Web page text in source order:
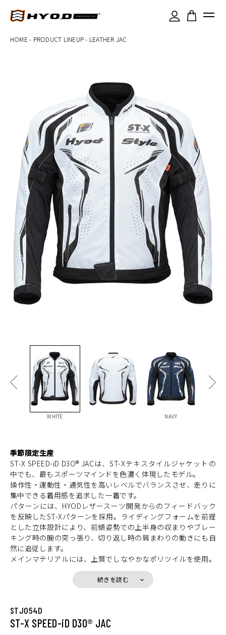
HOME - PRODUCT LINEUP- LEATHER JAC
WHITE NAVY
季節限定生産
ST-X SPEED-iD D3O® JACは、ST-Xテキスタイルジャケットの
中でも、最もスポーツマインドを色濃く体現したモデル。
操作性・運動性・通気性を高いレベルでバランスさせ、走りに
集中できる着用感を追求した一着です。
パターンには、HYODレザースーツ開発からのフィードバック
を反映したST-Xパターンを採用。ライディングフォームを前提
とした立体設計により、前傾姿勢での上半身の収まりやブレー
キング時の腕の突っ張り、切り返し時の肩まわりの動きにも自
然に追従します。
メインマテリアルには、上質でしなやかなポリツイルを使用。
ピンホール加工によって走行風を効率よく導入し、脇下から袖
口・裾口にかけて広範囲に配置したビッグホールメッシュが積
極的にエアフローを生み出します。裏地には吸汗速乾性に優れ
ンでも快適なコンディションをキープ。
プロテクションは、ショルダーとエルボーにD3O Diablo™プロ
続きを読む
STJ054D
ST-X SPEED-iD D3O® JAC
×